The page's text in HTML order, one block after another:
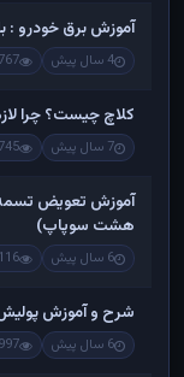
آموزش برق خودرو :
4 سال پیش
کلاچ چیست؟ چرا
7 سال پیش
هشت سوپاپ)
6 سال پیش
شرح و آموزش
6 سال پیش